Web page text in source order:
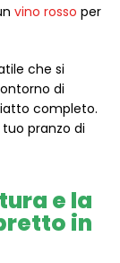
vino rosso per
che si
di
completo.
tuo pranzo di
e la
in